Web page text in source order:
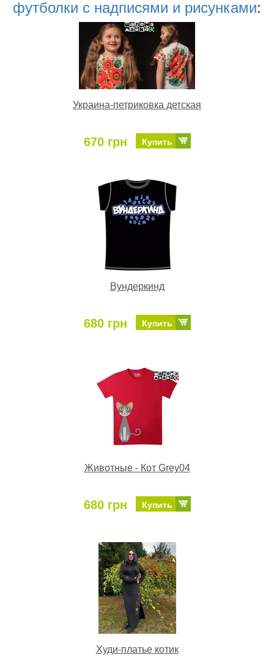
футболки с надписями и рисунками:
Украина-петриковка детская
670 грн Купить
Вундеркинд
680 грн Купить
Животные - Кот Grey04
680 грн Купить
Худи-платье котик